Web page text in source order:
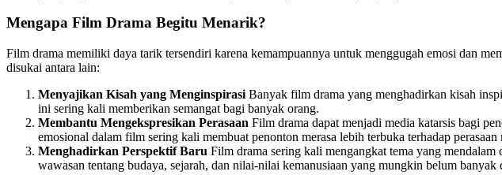
Mengapa Film Drama Begitu Menarik?
Film drama memiliki daya tarik tersendiri karena kemampuannya untuk menggugah emosi dan
disukai antara lain:
Menyajikan Kisah yang Menginspirasi Banyak film drama yang menghadirkan kisah
ini sering kali memberikan semangat bagi banyak orang.
Membantu Mengekspresikan Perasaan Film drama dapat menjadi media katarsis bagi
emosional dalam film sering kali membuat penonton merasa lebih terbuka terhadap perasaan
Menghadirkan Perspektif Baru Film drama sering kali mengangkat tema yang
wawasan tentang budaya, sejarah, dan nilai-nilai kemanusiaan yang mungkin belum banyak